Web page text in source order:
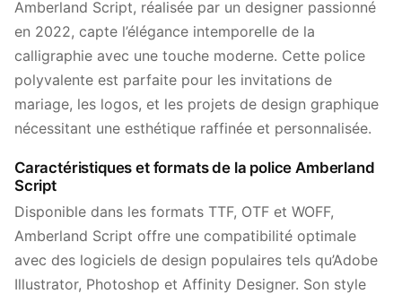
Amberland Script, réalisée par un designer passionné
en 2022, capte l’élégance intemporelle de la
calligraphie avec une touche moderne. Cette police
polyvalente est parfaite pour les invitations de
mariage, les logos, et les projets de design graphique
nécessitant une esthétique raffinée et personnalisée.
Caractéristiques et formats de la police Amberland
Script
Disponible dans les formats TTF, OTF et WOFF,
Amberland Script offre une compatibilité optimale
avec des logiciels de design populaires tels qu’Adobe
Illustrator, Photoshop et Affinity Designer. Son style